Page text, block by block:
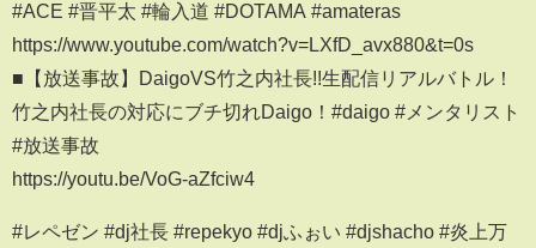
#ACE #晋平太 #輪入道 #DOTAMA #amateras
https://www.youtube.com/watch?v=LXfD_avx880&t=0s
■【放送事故】DaigoVS竹之内社長!!生配信リアルバトル！
竹之内社長の対応にブチ切れDaigo！#daigo #メンタリスト
#放送事故
https://youtu.be/VoG-aZfciw4
#レペゼン #dj社長 #repekyo #djふぉい #djshacho #炎上万